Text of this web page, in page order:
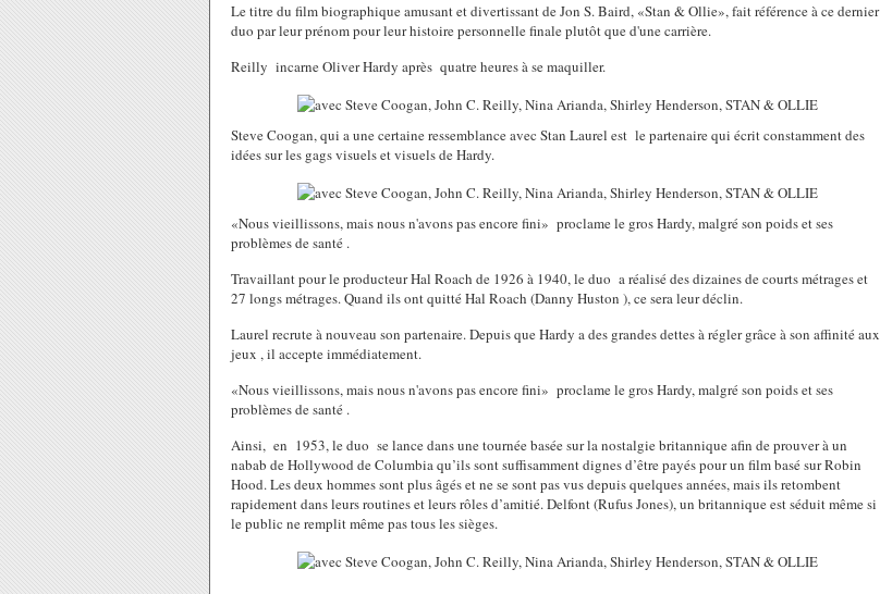
Le titre du film biographique amusant et divertissant de Jon S. Baird, «Stan & Ollie», fait référence à ce dernier
duo par leur prénom pour leur histoire personnelle finale plutôt que d'une carrière.
Reilly incarne Oliver Hardy après quatre heures à se maquiller.
Steve Coogan, qui a une certaine ressemblance avec Stan Laurel est le partenaire qui écrit constamment des
idées sur les gags visuels et visuels de Hardy.
«Nous vieillissons, mais nous n'avons pas encore fini» proclame le gros Hardy, malgré son poids et ses
problèmes de santé .
Travaillant pour le producteur Hal Roach de 1926 à 1940, le duo a réalisé des dizaines de courts métrages et
27 longs métrages. Quand ils ont quittéHal Roach (Danny Huston ), ce sera leur déclin.
Laurel recrute à nouveau son partenaire. Depuis que Hardy a des grandes dettes à régler grâce à son affinité aux
jeux , il accepte immédiatement.
«Nous vieillissons, mais nous n'avons pas encore fini» proclame le gros Hardy, malgré son poids et ses
problèmes de santé .
Ainsi, en 1953, le duo se lance dans une tournée basée sur la nostalgie britannique afin de prouver à un
nabab de Hollywood de Columbia qu’ils sont suffisamment dignes d’être payés pour un film basé sur Robin
Hood. Les deux hommes sont plus âgés et ne se sont pas vus depuis quelques années, mais ils retombent
rapidement dans leurs routines et leurs rôles d’amitié. Delfont (Rufus Jones), un britannique est séduit même si
le public ne remplit même pas tous les sièges.